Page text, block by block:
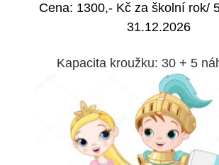
Cena: 1300,- Kč za školní rok/
31.12.2026
Kapacita kroužku: 30 + 5